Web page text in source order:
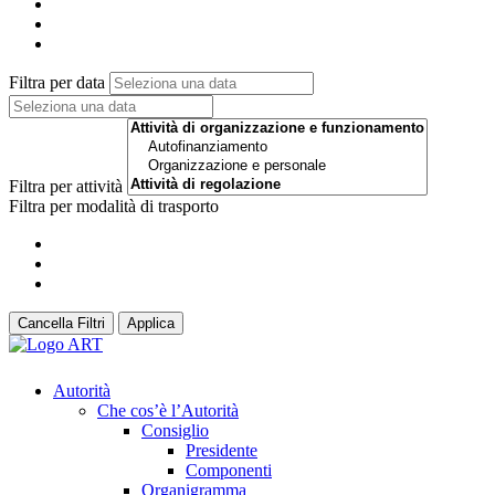
Filtra per data
Filtra per attività
Filtra per modalità di trasporto
Cancella Filtri Applica
Autorità
Che cos’è l’Autorità
Consiglio
Presidente
Componenti
Organigramma